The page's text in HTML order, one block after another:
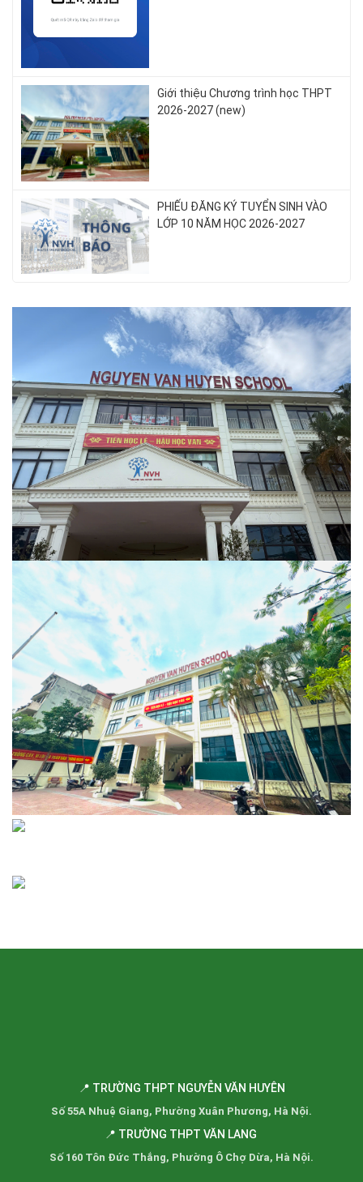
Giới thiệu Chương trình học THPT
2026-2027 (new)
PHIẾU ĐĂNG KÝ TUYỂN SINH VÀO
LỚP 10 NĂM HỌC 2026-2027
📍 TRƯỜNG THPT NGUYỄN VĂN HUYÊN
Số 55A Nhuệ Giang, Phường Xuân Phương, Hà Nội.
📍 TRƯỜNG THPT VĂN LANG
Số 160 Tôn Đức Thắng, Phường Ô Chợ Dừa, Hà Nội.